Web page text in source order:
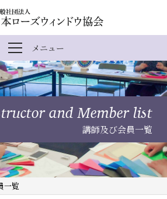
メニュー
メ
ニ
ュ
ー
開 and Member list
講師及び会員一覧
覧